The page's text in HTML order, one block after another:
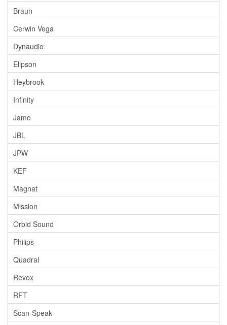
Braun
Cerwin Vega
Dynaudio
Elipson
Heybrook
Infinity
Jamo
JBL
JPW
KEF
Magnat
Mission
Orbid Sound
Philips
Quadral
Revox
RFT
Scan-Speak